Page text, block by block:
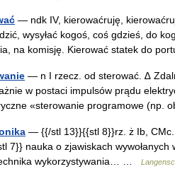
— ndk IV, kierowaćruję,
wysyłać kogoś, coś gdzieś, do
na komisję. Kierować statek do
— n I rzecz. od sterować. ∆
w postaci impulsów prądu
«sterowanie programowe
— {{/stl 13}}{{stl 8}}rz. ż Ib,
7}} nauka o zjawiskach
wykorzystywania… …